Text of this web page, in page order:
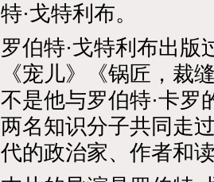
特·戈特利布。
罗伯特·戈特利布出
《宠儿》《锅匠，裁
不是他与罗伯特·卡罗
两名知识分子共同走
代的政治家、作者和